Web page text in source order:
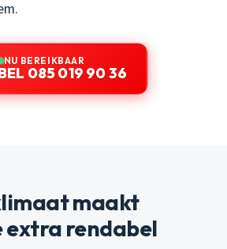
NU BEREIKBAAR
085 019 90 36
maakt
rendabel